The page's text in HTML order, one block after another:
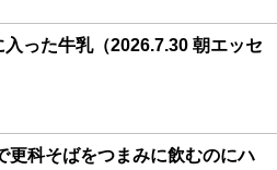
入った牛乳（2026.7.30 朝エッセ
更科そばをつまみに飲むのにハ